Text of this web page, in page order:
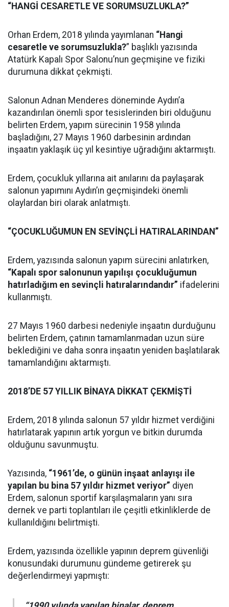
“HANGİ CESARETLE VE SORUMSUZLUKLA?”
Orhan Erdem, 2018 yılında yayımlanan “Hangi
cesaretle ve sorumsuzlukla?” başlıklı yazısında
Atatürk Kapalı Spor Salonu’nun geçmişine ve fiziki
durumuna dikkat çekmişti.
Salonun Adnan Menderes döneminde Aydın’a
kazandırılan önemli spor tesislerinden biri olduğunu
belirten Erdem, yapım sürecinin 1958 yılında
başladığını, 27 Mayıs 1960 darbesinin ardından
inşaatın yaklaşık üç yıl kesintiye uğradığını aktarmıştı.
Erdem, çocukluk yıllarına ait anılarını da paylaşarak
salonun yapımını Aydın’ın geçmişindeki önemli
olaylardan biri olarak anlatmıştı.
“ÇOCUKLUĞUMUN EN SEVİNÇLİ HATIRALARINDAN”
Erdem, yazısında salonun yapım sürecini anlatırken,
“Kapalı spor salonunun yapılışı çocukluğumun
hatırladığım en sevinçli hatıralarındandır” ifadelerini
kullanmıştı.
27 Mayıs 1960 darbesi nedeniyle inşaatın durduğunu
belirten Erdem, çatının tamamlanmadan uzun süre
beklediğini ve daha sonra inşaatın yeniden başlatılarak
tamamlandığını aktarmıştı.
2018’DE 57 YILLIK BİNAYA DİKKAT ÇEKMİŞTİ
Erdem, 2018 yılında salonun 57 yıldır hizmet verdiğini
hatırlatarak yapının artık yorgun ve bitkin durumda
olduğunu savunmuştu.
Yazısında, “1961’de, o günün inşaat anlayışı ile
yapılan bu bina 57 yıldır hizmet veriyor” diyen
Erdem, salonun sportif karşılaşmaların yanı sıra
dernek ve parti toplantıları ile çeşitli etkinliklerde de
kullanıldığını belirtmişti.
Erdem, yazısında özellikle yapının deprem güvenliği
konusundaki durumunu gündeme getirerek şu
değerlendirmeyi yapmıştı: